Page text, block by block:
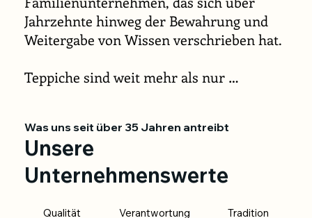
Jahrzehnte hinweg der Bewahrung und
Weitergabe von Wissen verschrieben hat.
Teppiche sind weit mehr als nur
einzelne erzählt seine eigene Geschichte:
gewebt in traditioneller Technik und
geprägt von regionaler Symbolik. Die
Liebe zum Detail, das Verständnis für
Material, Farben und Muster sowie das
Was uns seit über 35 Jahren antreibt
Unsere
Unternehmenswerte
Qualität Verantwortung Tradition